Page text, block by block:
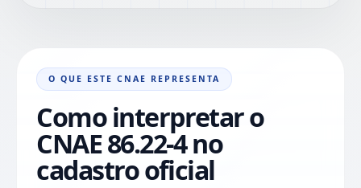
O QUE ESTE CNAE REPRESENTA
Como interpretar o
CNAE 86.22-4 no
cadastro oficial